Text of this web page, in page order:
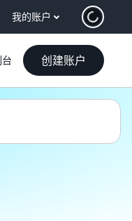
我的账户
创建账户